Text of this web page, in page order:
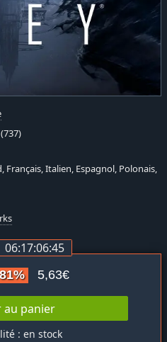
(737)
Français, Italien, Espagnol, Polonais,
06:17:06:44
5,63€
au panier
: en stock